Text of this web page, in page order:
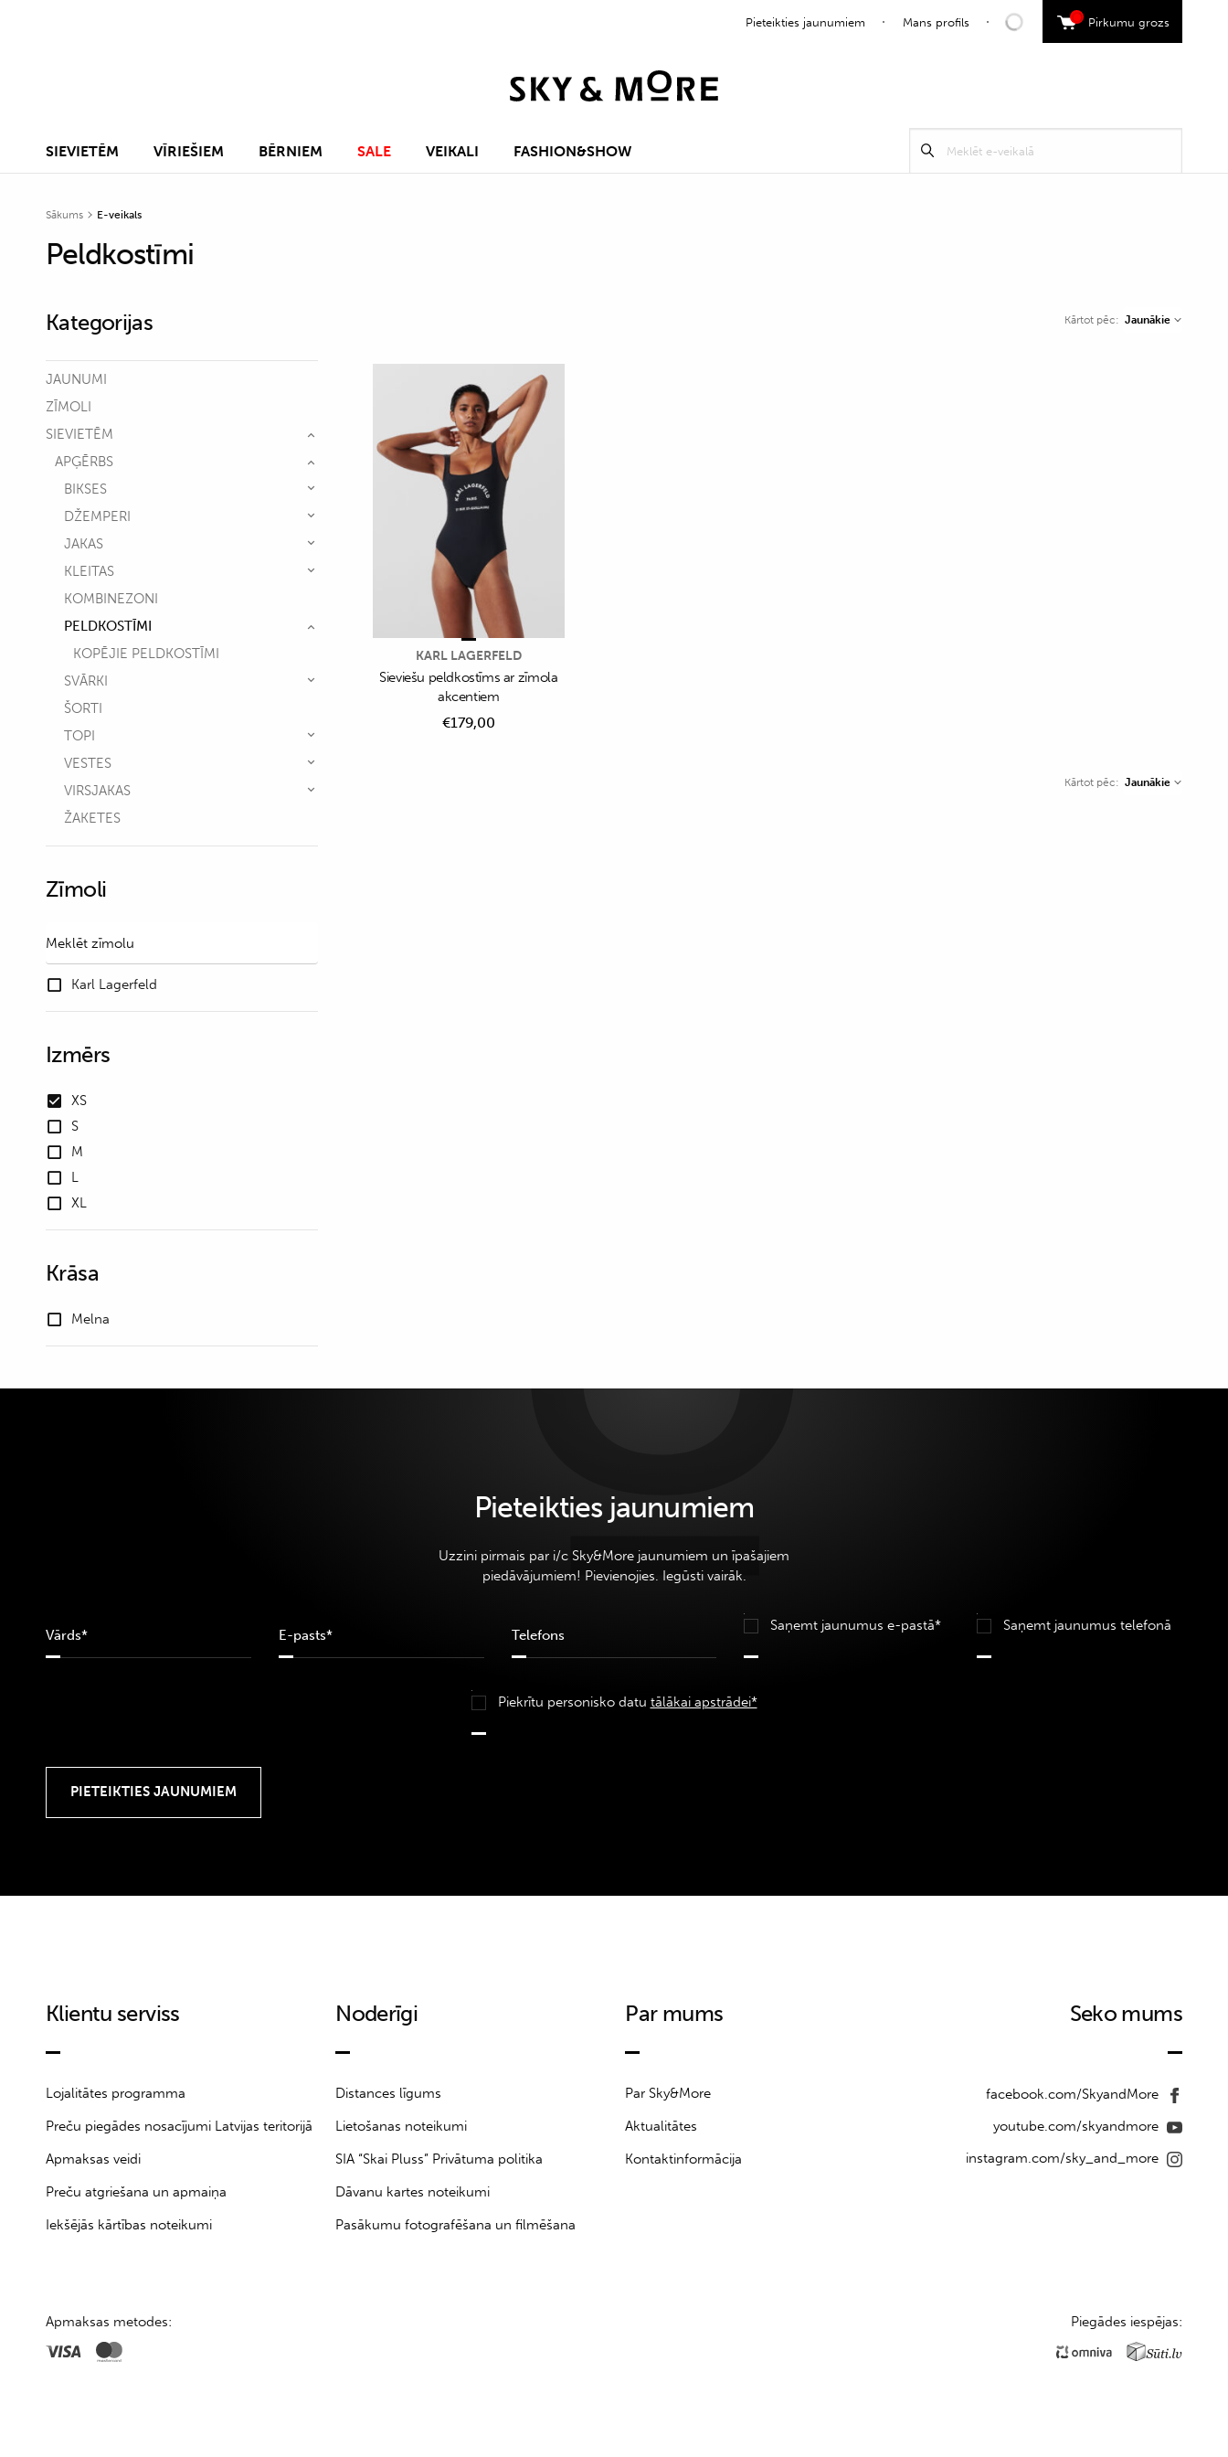
Pieteikties jaunumiem Mans profils Pirkumu grozs
0
SIEVIETĒM VĪRIEŠIEM BĒRNIEM SALE VEIKALI FASHION&SHOW Meklēt
Sākums E-veikals
Peldkostīmi
Kārtot pēc: Jaunākie
KARL LAGERFELD
Sieviešu peldkostīms ar zīmola
akcentiem
€179,00
Kārtot pēc: Jaunākie
Kategorijas
JAUNUMI
ZĪMOLI
SIEVIETĒM
APĢĒRBS
BIKSES
DŽEMPERI
JAKAS
KLEITAS
KOMBINEZONI
PELDKOSTĪMI
KOPĒJIE PELDKOSTĪMI
SVĀRKI
ŠORTI
TOPI
VESTES
VIRSJAKAS
ŽAKETES
Zīmoli
Karl Lagerfeld
Izmērs
XS
S
M
L
XL
Krāsa
Melna
Pieteikties jaunumiem
Uzzini pirmais par i/c Sky&More jaunumiem un īpašajiem
piedāvājumiem! Pievienojies. Iegūsti vairāk.
Saņemt jaunumus e-pastā* Saņemt jaunumus telefonā
Piekrītu personisko datu tālākai apstrādei*
Klientu serviss
Lojalitātes programma
Preču piegādes nosacījumi Latvijas teritorijā
Apmaksas veidi
Preču atgriešana un apmaiņa
Iekšējās kārtības noteikumi
Noderīgi
Distances līgums
Lietošanas noteikumi
SIA “Skai Pluss” Privātuma politika
Dāvanu kartes noteikumi
Pasākumu fotografēšana un filmēšana
Par mums
Par Sky&More
Aktualitātes
Kontaktinformācija
Seko mums
facebook.com/SkyandMore
youtube.com/skyandmore
instagram.com/sky_and_more
Apmaksas metodes: Piegādes iespējas: